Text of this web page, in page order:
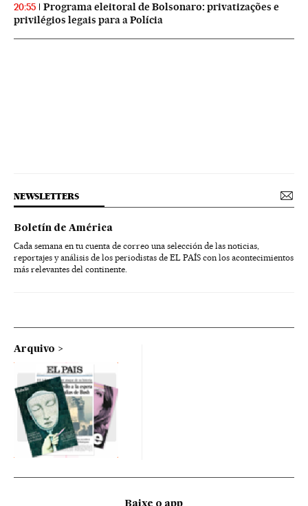
20:55
Programa eleitoral de Bolsonaro: privatizações e
privilégios legais para a Polícia
NEWSLETTERS
Boletín de América
Cada semana en tu cuenta de correo una selección de las noticias,
reportajes y análisis de los periodistas de EL PAÍS con los acontecimientos
más relevantes del continente.
Arquivo
Baixe o app